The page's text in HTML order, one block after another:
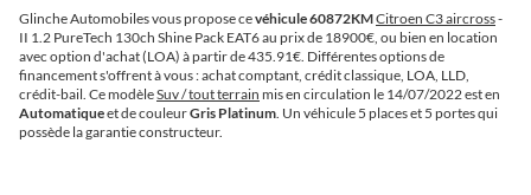
Glinche Automobiles vous propose cevéhicule 60872KMCitroen C3 aircross-
II 1.2 PureTech 130ch Shine Pack EAT6 au prix de 18900€, ou bien en location
avec option d'achat (LOA) à partir de 435.91€. Différentes options de
financement s'offrent à vous : achat comptant, crédit classique, LOA, LLD,
crédit-bail. Ce modèleSuv / tout terrain mis en circulation le 14/07/2022 est en
Automatiqueet de couleurGris Platinum. Un véhicule 5 places et 5 portes qui
possède la garantie constructeur.